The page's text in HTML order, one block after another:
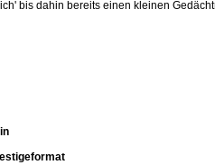
bis dahin bereits einen kleinen